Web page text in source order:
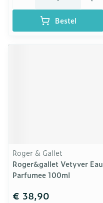
Bestel
Roger & Gallet
Roger&gallet Vetyver Eau
Parfumee 100ml
€ 38,90